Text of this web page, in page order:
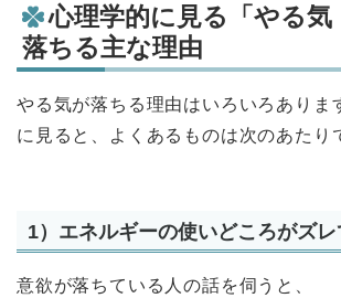
心理学的に見る「やる気
落ちる主な理由
やる気が落ちる理由はいろいろありま
に見ると、よくあるものは次のあたり
1）エネルギーの使いどころがズレ
意欲が落ちている人の話を伺うと、